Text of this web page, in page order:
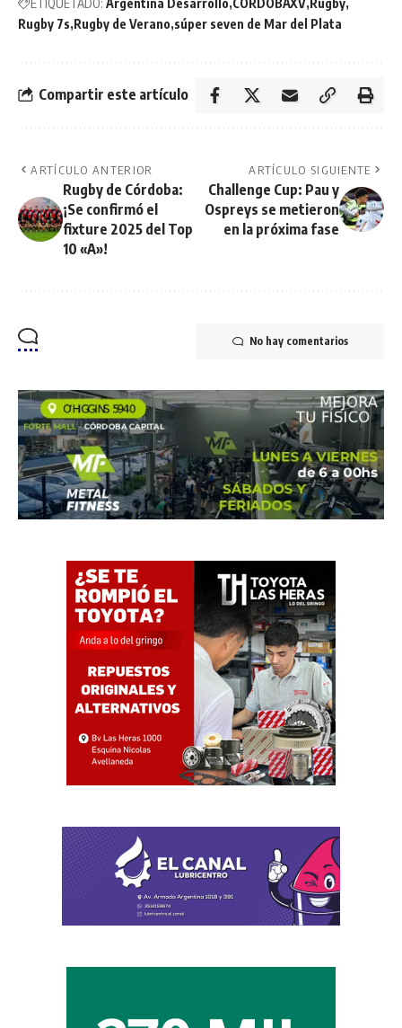
Rugby 7s Rugby de Verano súper seven de Mar del Plata
Compartir este artículo
ARTÍCULO ANTERIOR
Rugby de Córdoba:
¡Se confirmó el
fixture 2025 del Top
10 «A»!
ARTÍCULO SIGUIENTE
Challenge Cup: Pau y
Ospreys se metieron
en la próxima fase
No hay comentarios